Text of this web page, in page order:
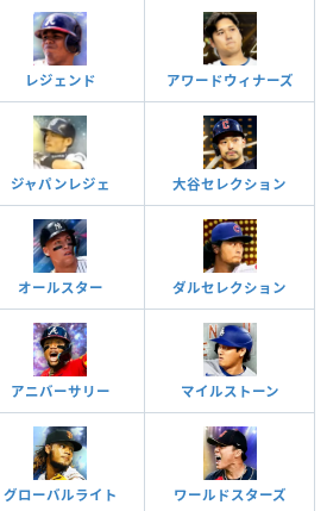
レジェンド アワードウィナーズ
ジャパンレジェ 大谷セレクション
オールスター ダルセレクション
アニバーサリー マイルストーン
グローバルライト ワールドスターズ